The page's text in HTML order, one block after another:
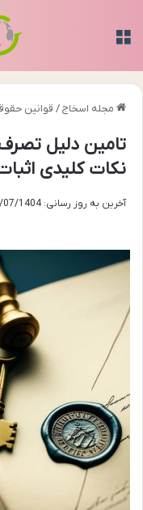
مجله اسخاج/ قوانین
تامین دلیل
نکات کلیدی
آخرین به روز رسانی: 13/07/1404